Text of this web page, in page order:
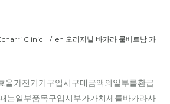
Clinic / en 오리지널 바카라 룰베트남 카
율가전기기구입시구매금액의일부를환급
는일부품목구입시부가가치세를바카라사